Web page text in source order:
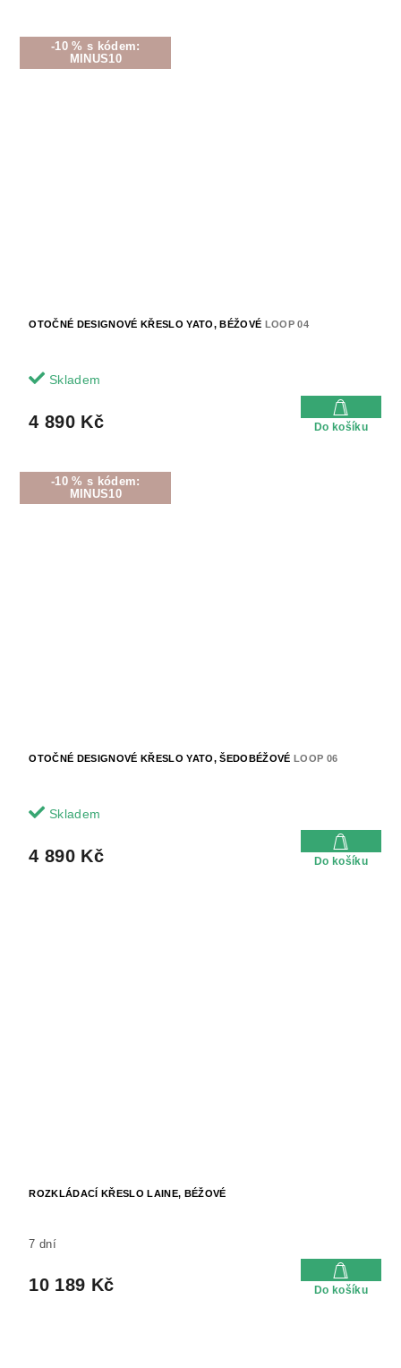
-10 % s kódem:
MINUS10
OTOČNÉ DESIGNOVÉ KŘESLO YATO, BÉŽOVÉ LOOP 04
Skladem
4 890 Kč Do košíku
-10 % s kódem:
MINUS10
OTOČNÉ DESIGNOVÉ KŘESLO YATO, ŠEDOBÉŽOVÉ LOOP 06
Skladem
4 890 Kč Do košíku
ROZKLÁDACÍ KŘESLO LAINE, BÉŽOVÉ
7 dní
10 189 Kč Do košíku